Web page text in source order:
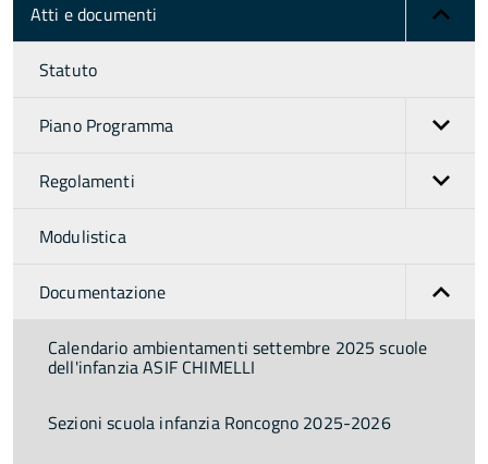
Atti e documenti
Statuto
Piano Programma
Regolamenti
Modulistica
Documentazione
Calendario ambientamenti settembre 2025 scuole
dell'infanzia ASIF CHIMELLI
Sezioni scuola infanzia Roncogno 2025-2026